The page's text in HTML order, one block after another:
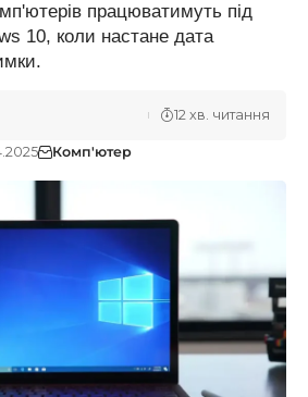
працюватимуть під
10, коли настане дата
Комп'ютер
12 хв. читання